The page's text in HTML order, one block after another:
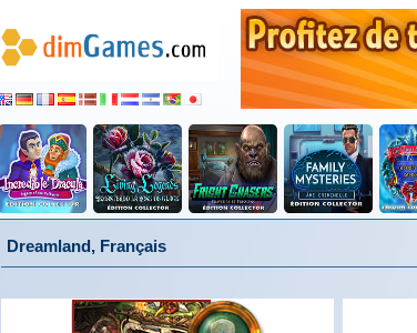
Dreamland, Français